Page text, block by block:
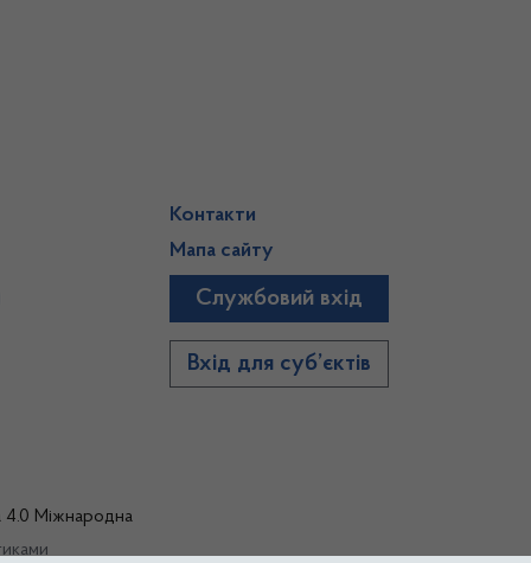
Контакти
Мапа сайту
Службовий вхід
Вхід для суб’єктів
4.0 Міжнародна